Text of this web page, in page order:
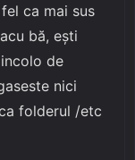
ca mai sus
bă, ești
de
nici
folderul /etc